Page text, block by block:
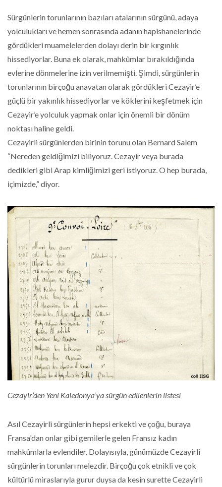
Sürgünlerin torunlarının bazıları atalarının sürgünü, adaya
yolculukları ve hemen sonrasında adanın hapishanelerinde
gördükleri muamelelerden dolayı derin bir kırgınlık
hissediyorlar. Buna ek olarak, mahkûmlar bırakıldığında
evlerine dönmelerine izin verilmemişti. Şimdi, sürgünlerin
torunlarının birçoğu anavatan olarak gördükleri Cezayir’e
güçlü bir yakınlık hissediyorlar ve köklerini keşfetmek için
Cezayir’e yolculuk yapmak onlar için önemli bir dönüm
noktası haline geldi.
Cezayirli sürgünlerden birinin torunu olan Bernard Salem
“Nereden geldiğimizi biliyoruz. Cezayir veya burada
dedikleri gibi Arap kimliğimizi geri istiyoruz. O hep burada,
içimizde,” diyor.
Cezayir’den Yeni Kaledonya’ya sürgün edilenlerin listesi
Asıl Cezayirli sürgünlerin hepsi erkekti ve çoğu, buraya
Fransa'dan onlar gibi gemilerle gelen Fransız kadın
mahkûmlarla evlendiler. Dolayısıyla, günümüzde Cezayirli
sürgünlerin torunları melezdir. Birçoğu çok etnikli ve çok
kültürlü miraslarıyla gurur duysa da kesin surette Cezayirli